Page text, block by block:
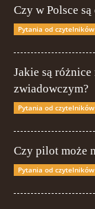
Czy w Polsce
Pytania od czytelników
Jakie są
zwiadowczym?
Pytania od czytelników
Czy pilot może
Pytania od czytelników